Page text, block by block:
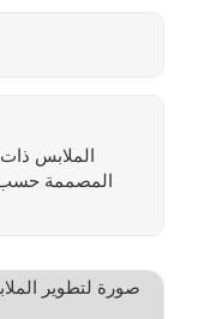
الملابس ذات
المصممة حسب